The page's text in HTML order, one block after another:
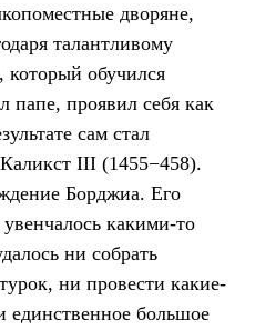
дворяне,
талантливому
который обучился
папе, проявил себя как
сам стал
III (1455−458).
Борджиа. Его
увенчалось какими-то
ни собрать
ни провести какие-
единственное большое